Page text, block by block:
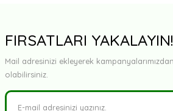
FIRSATLARI YAKALAYIN!
Mail adresinizi ekleyerek
olabilirsiniz.